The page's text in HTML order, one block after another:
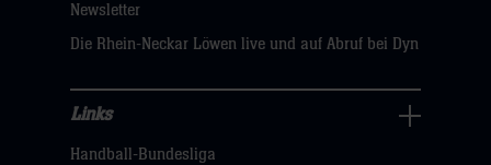
hier
Newsletter
Die Rhein-Neckar Löwen live und auf Abruf bei Dyn
Navigation
Links
Handball-Bundesliga